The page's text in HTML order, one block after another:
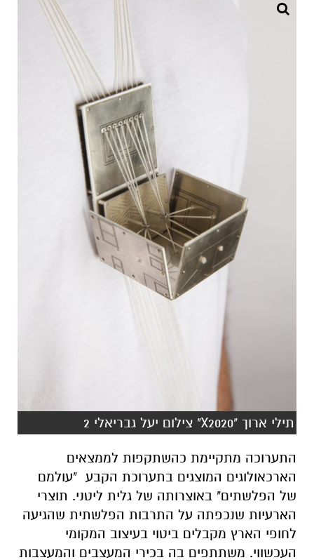
תילי ארוך "X2020" צילום יעל גבריאלי 2
התערוכה מתקיימת כהשתקפות לממצאים
הארכאולוגים המוצגים בתערוכת הקבע "עולמם
של הפלשתים" באוצרותה של גלית ליטני. תוצרי
הארעיות שנכפתה על התרבות הפלשתית שהגיעה
לחופי הארץ מקבלים ביטוי בעיצוב המקומי
העכשווי. משתתפים בה בכירי המעצבים והמעצבות